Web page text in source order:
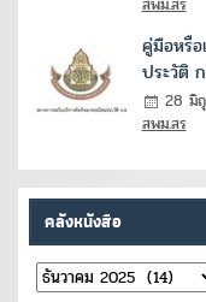
คู่มือหรือ
ประวัติ
28 มิ
สพม.สร
คลังหนังสือ
คลัง
หนังสือ